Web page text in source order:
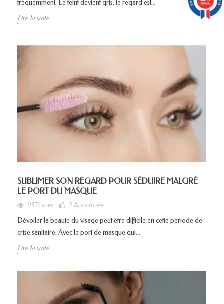
fréquemment. Le teint devient gris, le regard est...
Lire la suite
SUBLIMER SON REGARD POUR SÉDUIRE MALGRÉ
LE PORT DU MASQUE
9371 vues 2 Appréciée
Dévoiler la beauté du visage peut être difficile en cette période de
crise sanitaire. Avec le port de masque qui...
Lire la suite
5887 avis